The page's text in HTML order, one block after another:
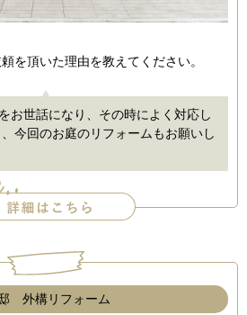
を頂いた理由を教えてください。
お世話になり、その時によく対応し
今回のお庭のリフォームもお願いし
外構リフォーム